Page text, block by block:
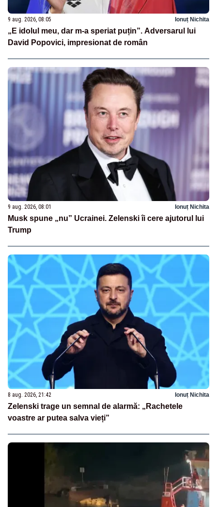
9 aug. 2026, 08:05 Ionuț Nichita
„E idolul meu, dar m-a speriat puțin”. Adversarul lui
David Popovici, impresionat de român
9 aug. 2026, 08:01 Ionuț Nichita
Musk spune „nu” Ucrainei. Zelenski îi cere ajutorul lui
Trump
8 aug. 2026, 21:42 Ionuț Nichita
Zelenski trage un semnal de alarmă: „Rachetele
voastre ar putea salva vieți”